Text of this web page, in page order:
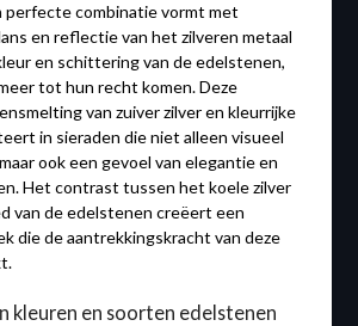
perfecte combinatie vormt met
en reflectie van het zilveren metaal
en schittering van de edelstenen,
tot hun recht komen. Deze
van zuiver zilver en kleurrijke
in sieraden die niet alleen visueel
ook een gevoel van elegantie en
Het contrast tussen het koele zilver
van de edelstenen creëert een
die de aantrekkingskracht van deze
kleuren en soorten edelstenen